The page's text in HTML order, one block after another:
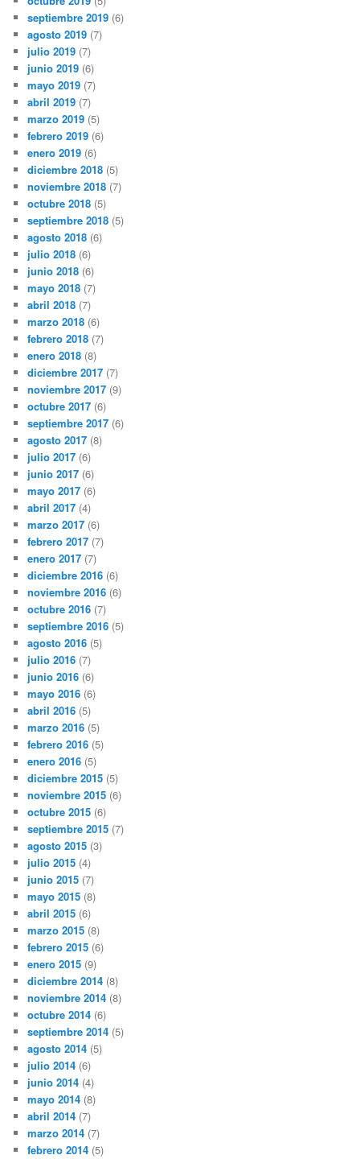
septiembre 2019 (6)
agosto 2019 (7)
julio 2019 (7)
junio 2019 (6)
mayo 2019 (7)
abril 2019 (7)
marzo 2019 (5)
febrero 2019 (6)
enero 2019 (6)
diciembre 2018 (5)
noviembre 2018 (7)
octubre 2018 (5)
septiembre 2018 (5)
agosto 2018 (6)
julio 2018 (6)
junio 2018 (6)
mayo 2018 (7)
abril 2018 (7)
marzo 2018 (6)
febrero 2018 (7)
enero 2018 (8)
diciembre 2017 (7)
noviembre 2017 (9)
octubre 2017 (6)
septiembre 2017 (6)
agosto 2017 (8)
julio 2017 (6)
junio 2017 (6)
mayo 2017 (6)
abril 2017 (4)
marzo 2017 (6)
febrero 2017 (7)
enero 2017 (7)
diciembre 2016 (6)
noviembre 2016 (6)
octubre 2016 (7)
septiembre 2016 (5)
agosto 2016 (5)
julio 2016 (7)
junio 2016 (6)
mayo 2016 (6)
abril 2016 (5)
marzo 2016 (5)
febrero 2016 (5)
enero 2016 (5)
diciembre 2015 (5)
noviembre 2015 (6)
octubre 2015 (6)
septiembre 2015 (7)
agosto 2015 (3)
julio 2015 (4)
junio 2015 (7)
mayo 2015 (8)
abril 2015 (6)
marzo 2015 (8)
febrero 2015 (6)
enero 2015 (9)
diciembre 2014 (8)
noviembre 2014 (8)
octubre 2014 (6)
septiembre 2014 (5)
agosto 2014 (5)
julio 2014 (6)
junio 2014 (4)
mayo 2014 (8)
abril 2014 (7)
marzo 2014 (7)
febrero 2014 (5)